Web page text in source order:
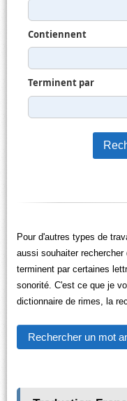
Contiennent
Terminent par
Pour d'autres types de
aussi souhaiter
terminent par certaines
sonorité. C'est ce que je
dictionnaire de rimes, la
Rechercher un mot